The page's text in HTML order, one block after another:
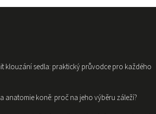
klouzání sedla: praktický průvodce pro každého
anatomie koně: proč na jeho výběru záleží?